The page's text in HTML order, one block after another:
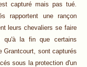
capturé mais pas tué.
rapportent une rançon
leurs chevaliers se faire
qu'à la fin que certains
Grantcourt, sont capturés
sous la protection d'un